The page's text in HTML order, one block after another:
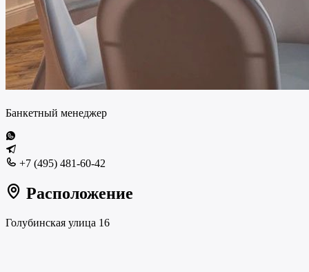
Банкетный менеджер
+7 (495) 481-60-42
Расположение
Голубинская улица 16